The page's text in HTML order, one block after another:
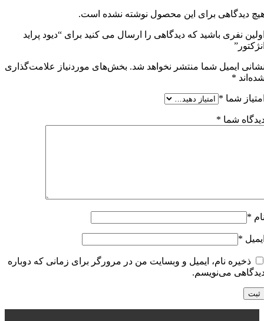
دیدگاهی برای این محصول نوشته نشده است.
نفری باشید که دیدگاهی را ارسال می کنید برای “دیود پراید
ایمیل شما منتشر نخواهد شد. بخش‌های موردنیاز علامت‌گذاری
*
شما *
شما *
*
*
ذخیره نام، ایمیل و وبسایت من در مرورگر برای زمانی که دوباره
می‌نویسم.